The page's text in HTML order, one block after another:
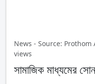
News - Source: Prothom
views
সামাজিক মাধ্যমের